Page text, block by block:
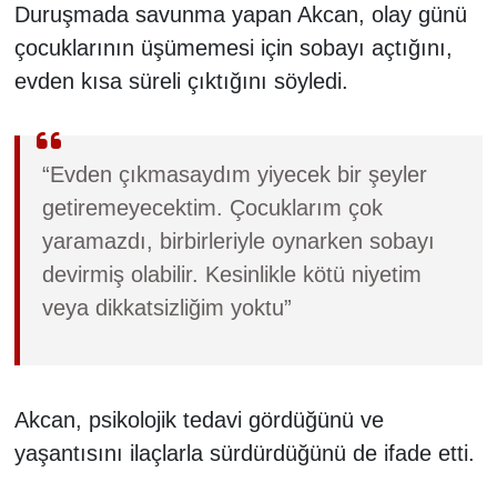
Duruşmada savunma yapan Akcan, olay günü
çocuklarının üşümemesi için sobayı açtığını,
evden kısa süreli çıktığını söyledi.
“Evden çıkmasaydım yiyecek bir şeyler
getiremeyecektim. Çocuklarım çok
yaramazdı, birbirleriyle oynarken sobayı
devirmiş olabilir. Kesinlikle kötü niyetim
veya dikkatsizliğim yoktu”
Akcan, psikolojik tedavi gördüğünü ve
yaşantısını ilaçlarla sürdürdüğünü de ifade etti.